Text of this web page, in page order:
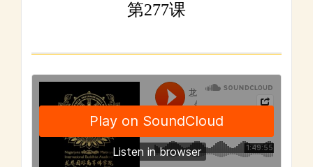
第277课